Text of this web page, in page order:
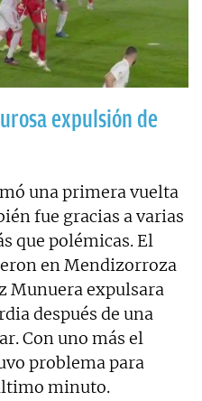
expulsión de
una primera vuelta
fue gracias a varias
que polémicas. El
en Mendizorroza
Munuera expulsara
después de una
Con uno más el
problema para
minuto.